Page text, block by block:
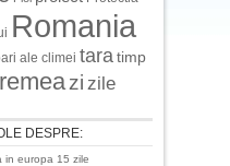
Romania
ale climei taratimp
zi zile
DESPRE:
in europa 15 zile